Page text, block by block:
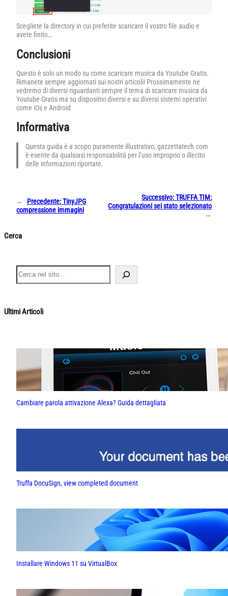
Scegliete la directory in cui preferite scaricare il vostro file audio e
avete finito…
Conclusioni
Questo è solo un modo su come scaricare musica da Youtube Gratis.
Rimanete sempre aggiornati sui nostri articoli! Prossimamente ne
vedremo di diversi riguardanti sempre il tema di scaricare musica da
Youtube Gratis ma su dispositivi diversi e su diversi sistemi operativi
come iOs e Android
Informativa
Questa guida è a scopo puramente illustrativo, gazzettatech.com
è esente da qualsiasi responsabilità per l’uso improprio o illecito
delle informazioni riportate.
← Precedente:TinyJPG
compressione immagini
Successivo:TRUFFA TIM:
Congratulazioni sei stato selezionato
→
Cerca
S
e
a
h
Ultimi Articoli
Cambiare parola attivazione Alexa? Guida dettagliata
Truffa DocuSign, view completed document
Installare Windows 11 su VirtualBox